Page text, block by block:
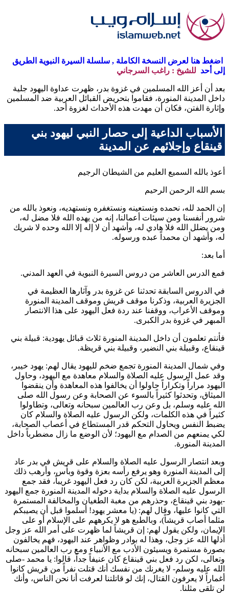
اضغط هنا لعرض النسخة الكاملة , سلسلة السيرة النبوية الطريق
إلى أحد للشيخ : راغب السرجاني
بعد أن أعز الله المسلمين في غزوة بدر، ظهرت عداوة اليهود جلية
داخل المدينة المنورة، فقاموا بتحريض القبائل العربية ضد المسلمين
وإثارة الفتن، فكان أن مهدت هذه الأحداث لغزوة أحد.
الأسباب الداعية إلى حصار النبي ليهود بني
قينقاع وإجلائهم عن المدينة
أعوذ بالله السميع العليم من الشيطان الرجيم
بسم الله الرحمن الرحيم
إن الحمد لله، نحمده ونستعينه ونستغفره ونستهديه، ونعوذ بالله من
شرور أنفسنا ومن سيئات أعمالنا، إنه من يهده الله فلا مضل له،
ومن يضلل الله فلا هادي له، وأشهد أن لا إله إلا الله وحده لا شريك
له، وأشهد أن محمداً عبده ورسوله.
أما بعد:
فمع الدرس العاشر من دروس السيرة النبوية في العهد المدني.
في الدروس السابقة تحدثنا عن غزوة بدر وآثارها العظيمة في
الجزيرة العربية، وذكرنا موقف قريش وموقف المدينة المنورة
وموقف الأعراب، ووقفنا عند ردة فعل اليهود على هذا الانتصار
المبهر في غزوة بدر الكبرى.
فأنتم تعلمون أن داخل المدينة المنورة ثلاث قبائل يهودية: قبيلة بني
قينقاع، وقبيلة بني النضير، وقبيلة بني قريظة.
وفي شمال المدينة المنورة تجمع ضخم لليهود يقال لهم: يهود خيبر،
وقد عمل الرسول عليه الصلاة والسلام معاهدة مع اليهود، وحاول
اليهود مراراً وتكراراً حاولوا أن يخالفوا هذه المعاهدة وأن ينقضوا
الميثاق، وتحدثوا كثيراً بالسوء عن الصحابة وعن رسول الله صلى
الله عليه وسلم، بل وعن رب العالمين سبحانه وتعالى، وتطاولوا
كثيراً في هذه الكلمات، ولكن الرسول عليه الصلاة والسلام كان
يضبط النفس ويحاول التحكم قدر المستطاع في أعصاب الصحابة،
لكي يمنعهم من الصدام مع اليهود؛ لأن الوضع ما زال مضطرباً داخل
المدينة المنورة.
وبعد انتصار الرسول عليه الصلاة والسلام على قريش في بدر عاد
إلى المدينة المنورة وهو يرفع رأسه بعزة وقوة وبأس، وأرهب ذلك
معظم الجزيرة العربية، لكن كان رد فعل اليهود غريباً، فقد جمع
الرسول عليه الصلاة والسلام بداية دخوله المدينة المنورة جمع اليهود
-يهود بني قينقاع، وحذرهم من مغبة الطغيان والمخالفة المستمرة
التي كانوا عليها، وقال لهم: (يا معشر يهود! أسلموا قبل أن يصيبكم
مثلما أصاب قريشاً)، وبالطبع هو لا يكرههم على الإسلام أو على
الإيمان، ولكن يقول لهم: إن قريشاً لما ظهرت على أمر الله عز وجل
أذلها الله عز وجل، وهذا له بوادر وظواهر عند اليهود، فهم يخالفون
بصورة مستمرة ويسيئون الأدب مع الأنبياء ومع رب العالمين سبحانه
وتعالى، لكن رد فعل بني قينقاع كان عنيفاً جداً، قالوا: يا محمد -صلى
الله عليه وسلم- لا يغرنك من نفسك أنك قتلت نفراً من قريش كانوا
أغماراً لا يعرفون القتال، إنك لو قاتلتنا لعرفت أنا نحن الناس، وأنك
لن تلقى مثلنا.